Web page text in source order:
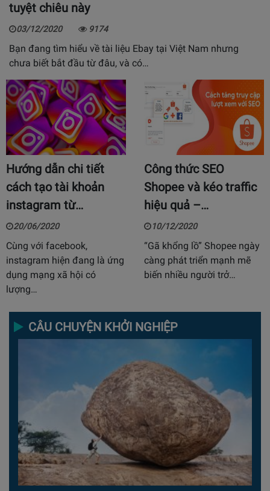
tuyệt chiêu này
03/12/2020 9174
Bạn đang tìm hiểu về tài liệu Ebay tại Việt Nam nhưng
chưa biết bắt đầu từ đâu, và có…
Hướng dẫn chi tiết
cách tạo tài khoản
instagram từ…
20/06/2020
Cùng với facebook,
instagram hiện đang là ứng
dụng mạng xã hội có
lượng…
Công thức SEO
Shopee và kéo traffic
hiệu quả –…
10/12/2020
“Gã khổng lồ” Shopee ngày
càng phát triển mạnh mẽ
biến nhiều người trở…
CÂU CHUYỆN KHỞI NGHIỆP